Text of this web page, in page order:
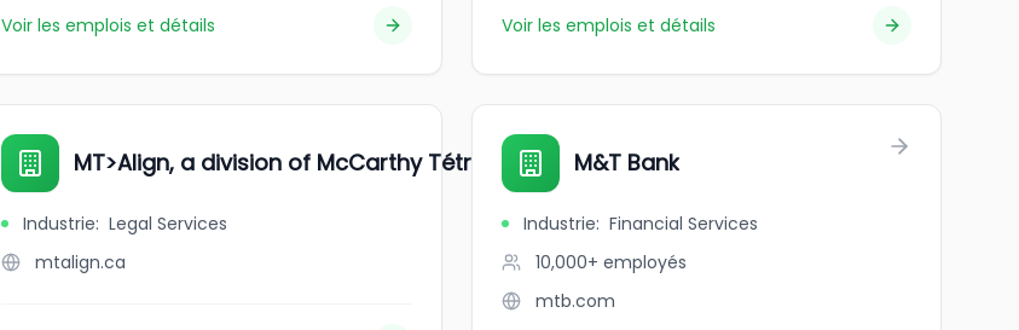
Voir les emplois et détails Voir les emplois et détails
MT>Align, a division of McCarthy Tétrault LLP
Industrie: Legal Services
mtalign.ca
M&T Bank
Industrie: Financial Services
10,000+ employés
mtb.com